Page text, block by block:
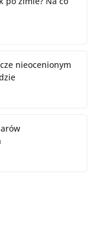
nieocenionym